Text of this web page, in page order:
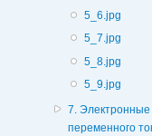
5_6.jpg
5_7.jpg
5_8.jpg
5_9.jpg
7.
переменного